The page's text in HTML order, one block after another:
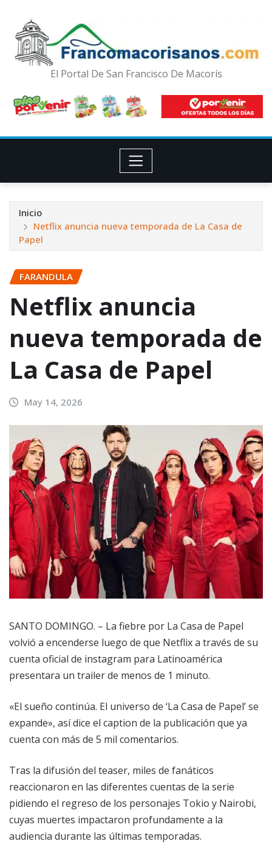
El Portal De San Francisco De Macorís
Inicio
Netflix anuncia nueva temporada de La Casa de
Papel
FARANDULA
Netflix anuncia
nueva temporada de
La Casa de Papel
May 14, 2026
SANTO DOMINGO. – La fiebre por La Casa de Papel
volvió a encenderse luego de que Netflix a través de su
cuenta oficial de instagram para Latinoamérica
presentara un trailer de menos de 1 minuto.
«El sueño continúa. El universo de ‘La Casa de Papel’ se
expande», así dice el caption de la publicación que ya
cuenta con más de 5 mil comentarios.
Tras la difusión del teaser, miles de fanáticos
reaccionaron en las diferentes cuentas de la serie
pidiendo el regreso de los personajes Tokio y Nairobi,
cuyas muertes impactaron profundamente a la
audiencia durante las últimas temporadas.